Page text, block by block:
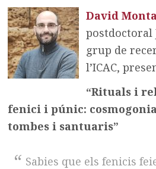
David
postdoctoral
grup de
l’ICAC,
“Rituals i
fenici i púnic:
tombes i santuaris”
Sabies que els fenicis